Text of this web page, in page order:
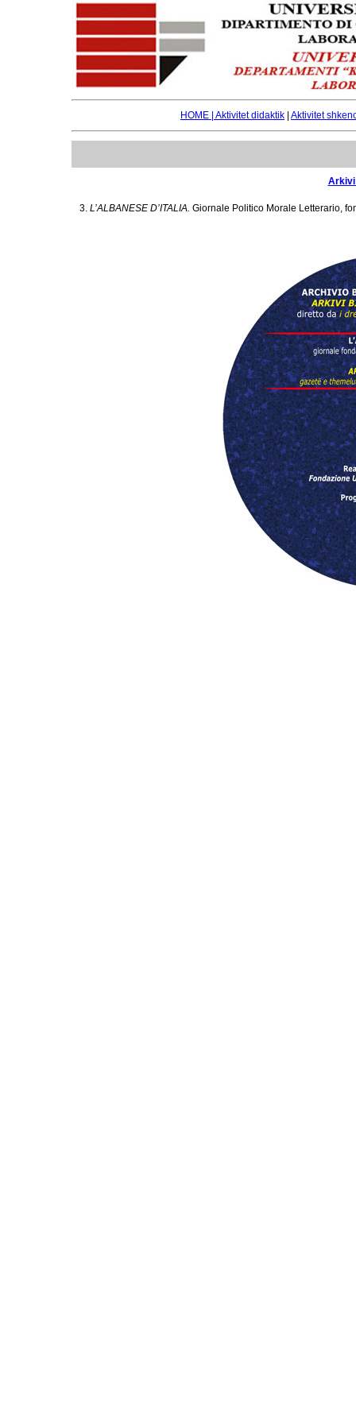
HOME | Aktivitet didaktik Aktivitet
Arkivi
3. L’ALBANESE D’ITALIA. Giornale Politico Morale Letterario,